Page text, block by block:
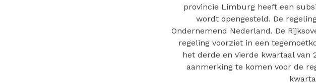
provincie Limburg heeft een
wordt opengesteld. De
Ondernemend Nederland. De
regeling voorziet in een
het derde en vierde kwartaal van
aanmerking te komen voor de